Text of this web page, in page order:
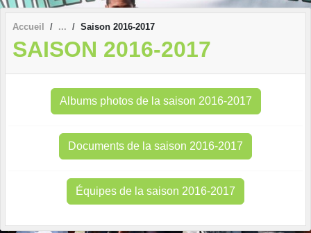
Accueil Saison 2016-2017
SAISON 2016-2017
Albums photos de la saison 2016-2017
Documents de la saison 2016-2017
Équipes de la saison 2016-2017